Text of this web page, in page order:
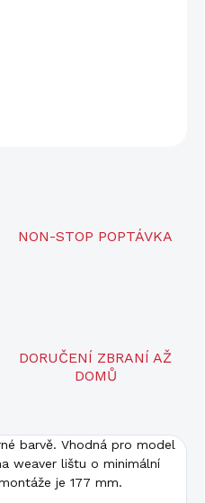
NON-STOP POPTÁVKA
DORUČENÍ ZBRANÍ AŽ
DOMŮ
barvě. Vhodná pro model
weaver lištu o minimální
je 177 mm.